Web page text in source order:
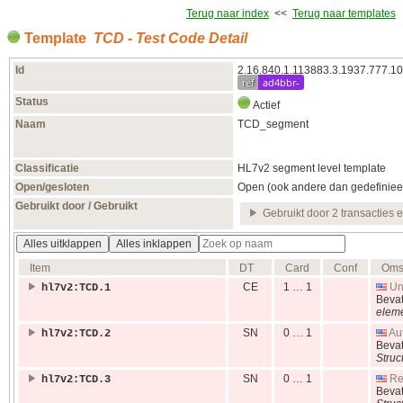
Terug naar index << Terug naar templates
Template TCD - Test Code Detail
Id
ref ad4bbr-
Status
Actief
Naam
TCD_segment
Classificatie
HL7v2 segment level template
Open/gesloten
Open (ook andere dan
Gebruikt door / Gebruikt
Gebruikt door 2 transacties
Alles uitklappen
Alles inklappen
Item
DT Card Conf
hl7v2:TCD.1
CE 1 … 1
hl7v2:TCD.2
SN 0 … 1
hl7v2:TCD.3
SN 0 … 1